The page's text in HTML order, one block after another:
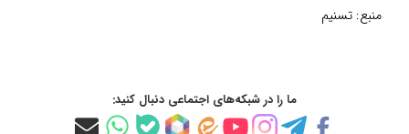
منبع: تسنیم
ما را در شبکه‌های اجتماعی دنبال کنید: